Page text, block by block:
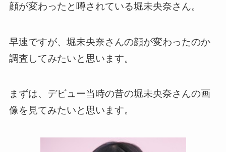
顔が変わったと噂されている堀未央奈さん。
早速ですが、堀未央奈さんの顔が変わったのか
調査してみたいと思います。
まずは、デビュー当時の昔の堀未央奈さんの画
像を見てみたいと思います。